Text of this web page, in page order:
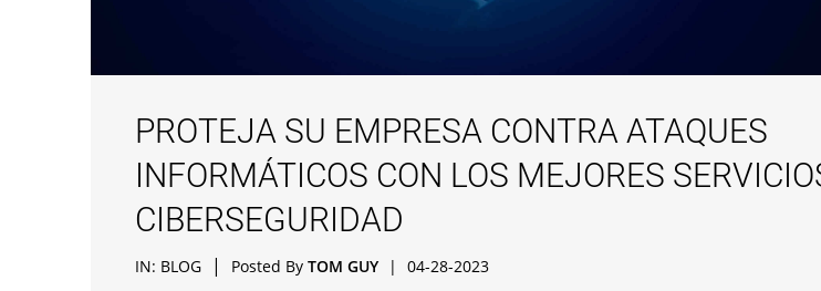
PROTEJA SU EMPRESA CONTRA ATAQUES
INFORMÁTICOS CON LOS MEJORES
CIBERSEGURIDAD
IN: BLOG | Posted By TOM GUY | 04-28-2023